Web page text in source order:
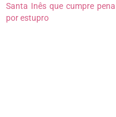
Santa Inês que cumpre pena
por estupro